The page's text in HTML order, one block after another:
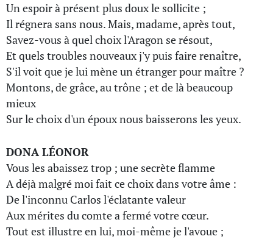
Un espoir à présent plus doux le sollicite ;
Il régnera sans nous. Mais, madame, après tout,
Savez-vous à quel choix l'Aragon se résout,
Et quels troubles nouveaux j'y puis faire renaître,
S'il voit que je lui mène un étranger pour maître ?
Montons, de grâce, au trône ; et de là beaucoup
mieux
Sur le choix d'un époux nous baisserons les yeux.
DONA LÉONOR
Vous les abaissez trop ; une secrète flamme
A déjà malgré moi fait ce choix dans votre âme :
De l'inconnu Carlos l'éclatante valeur
Aux mérites du comte a fermé votre cœur.
Tout est illustre en lui, moi-même je l'avoue ;